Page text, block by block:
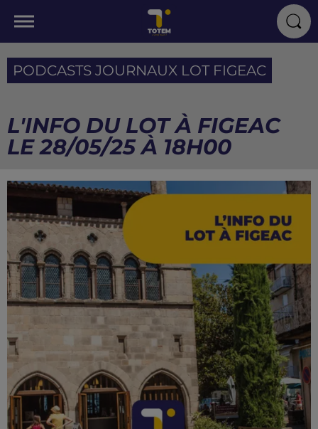
PODCASTS JOURNAUX LOT FIGEAC
L'INFO DU LOT À FIGEAC
LE 28/05/25 À 18H00